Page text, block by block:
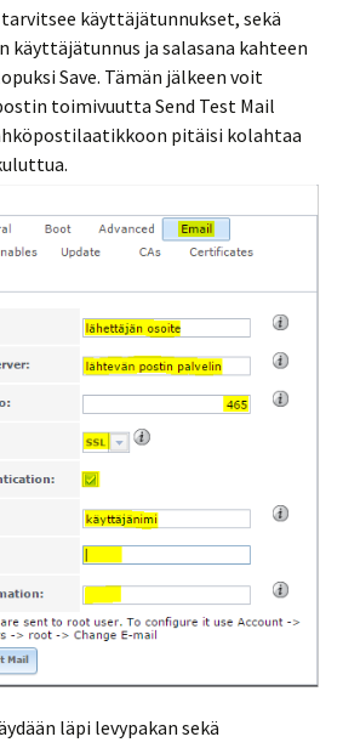
käyttäjätunnukset, sekä
käyttäjätunnus ja salasana kahteen
Save. Tämän jälkeen voit
toimivuutta Send Test Mail
pitäisi kolahtaa
läpi levypakan sekä